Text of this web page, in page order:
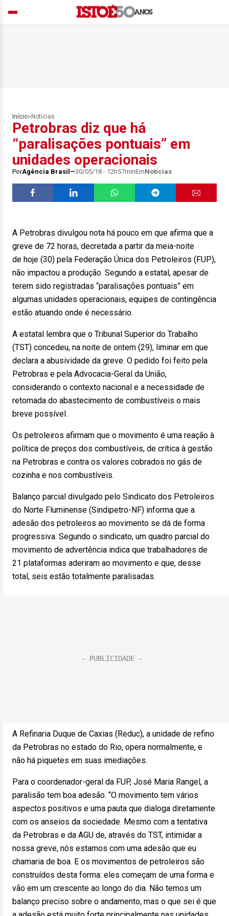
Início> Notícias
Petrobras diz que há
“paralisações pontuais” em
unidades operacionais
PorAgência Brasil 30/05/18 - 12h57minEmNotícias
A Petrobras divulgou nota há pouco em que afirma que a
greve de 72 horas, decretada a partir da meia-noite
de hoje (30) pela Federação Única dos Petroleiros (FUP),
não impactou a produção. Segundo a estatal, apesar de
terem sido registradas “paralisações pontuais” em
algumas unidades operacionais, equipes de contingência
estão atuando onde é necessário.
A estatal lembra que o Tribunal Superior do Trabalho
(TST) concedeu, na noite de ontem (29), liminar em que
declara a abusividade da greve. O pedido foi feito pela
Petrobras e pela Advocacia-Geral da União,
considerando o contexto nacional e a necessidade de
retomada do abastecimento de combustíveis o mais
breve possível.
Os petroleiros afirmam que o movimento é uma reação à
política de preços dos combustíveis, de crítica à gestão
na Petrobras e contra os valores cobrados no gás de
cozinha e nos combustíveis.
Balanço parcial divulgado pelo Sindicato dos Petroleiros
do Norte Fluminense (Sindipetro-NF) informa que a
adesão dos petroleiros ao movimento se dá de forma
progressiva. Segundo o sindicato, um quadro parcial do
movimento de advertência indica que trabalhadores de
21 plataformas aderiram ao movimento e que, desse
total, seis estão totalmente paralisadas.
A Refinaria Duque de Caxias (Reduc), a unidade de refino
da Petrobras no estado do Rio, opera normalmente, e
não há piquetes em suas imediações.
Para o coordenador-geral da FUP, José Maria Rangel, a
paralisão tem boa adesão. “O movimento tem vários
aspectos positivos e uma pauta que dialoga diretamente
com os anseios da sociedade. Mesmo com a tentativa
da Petrobras e da AGU de, através do TST, intimidar a
nossa greve, nós estamos com uma adesão que eu
chamaria de boa. E os movimentos de petroleiros são
construídos desta forma: eles começam de uma forma e
vão em um crescente ao longo do dia. Não temos um
balanço preciso sobre o andamento, mas o que sei é que